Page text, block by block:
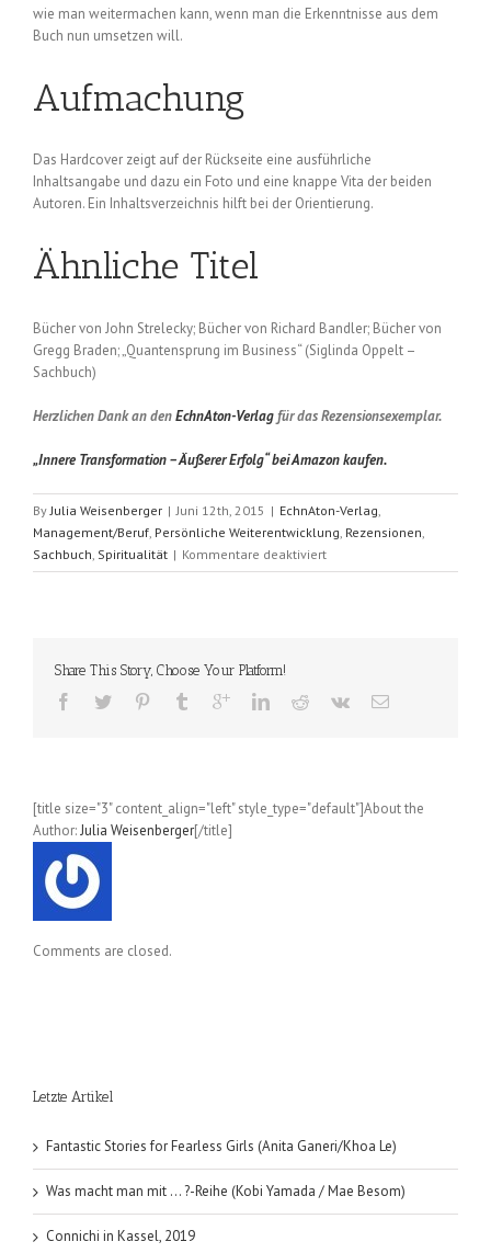
wie man weitermachen kann, wenn man die Erkenntnisse aus dem
Buch nun umsetzen will.
Aufmachung
Das Hardcover zeigt auf der Rückseite eine ausführliche
Inhaltsangabe und dazu ein Foto und eine knappe Vita der beiden
Autoren. Ein Inhaltsverzeichnis hilft bei der Orientierung.
Ähnliche Titel
Bücher von John Strelecky; Bücher von Richard Bandler; Bücher von
Gregg Braden; „Quantensprung im Business“ (Siglinda Oppelt –
Sachbuch)
Herzlichen Dank an denEchnAton-Verlagfür das Rezensionsexemplar.
„Innere Transformation – Äußerer Erfolg“ bei Amazon kaufen.
By Julia Weisenberger | Juni 12th, 2015 | EchnAton-Verlag
Management/Beruf Persönliche Weiterentwicklung Rezensionen
Sachbuch Spiritualität | Kommentare deaktiviertfür
Innere
Beate
Share This Story, Choose Your Platform!
[title size="3" content_align="left" style_type="default"]About the
Author:Julia Weisenberger[/title]
Comments are closed.
Letzte Artikel
Fantastic Stories for Fearless Girls (Anita Ganeri/Khoa Le)
Was macht man mit … ?-Reihe (Kobi Yamada / Mae Besom)
Connichi in Kassel, 2019